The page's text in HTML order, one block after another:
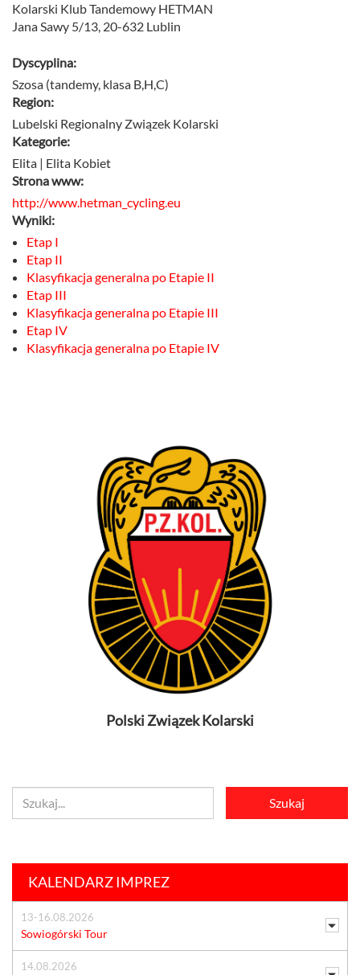
Kolarski Klub Tandemowy HETMAN
Jana Sawy 5/13, 20-632 Lublin
Dyscyplina:
Szosa (tandemy, klasa B,H,C)
Region:
Lubelski Regionalny Związek Kolarski
Kategorie:
Elita | Elita Kobiet
Strona www:
http://www.hetman_cycling.eu
Wyniki:
Etap I
Etap II
Klasyfikacja generalna po Etapie II
Etap III
Klasyfikacja generalna po Etapie III
Etap IV
Klasyfikacja generalna po Etapie IV
Polski Związek Kolarski
KALENDARZ IMPREZ
13-16.08.2026
Sowiogórski Tour
14.08.2026